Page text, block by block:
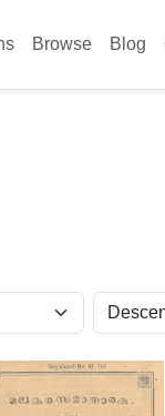
Browse Blog